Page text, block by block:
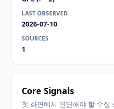
LAST OBSERVED
2026-07-10
SOURCES
1
Core Signals
첫 화면에서 판단해야 할 수집